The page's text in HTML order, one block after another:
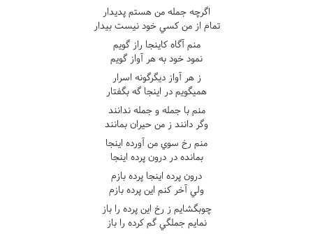
اگرچه جمله من هستم پديدار
تمام از من کسي خود نيست بيدار
منم آگاه کاينجا راز گويم
نمود خود به هر آواز گويم
ز هر آواز ديگرگونه اسرار
هميگويم در اينجا گه بگفتار
منم با جمله و جمله ندانند
وگر دانند ز من حيران بمانند
منم رخ سوي من آورده اينجا
بمانده در درون پرده اينجا
درون پرده اينجا پرده بازم
ولي آخر کنم اين پرده بازم
چوبگشايم ز رخ اين پرده را باز
نمايم جملگي گم کرده را باز